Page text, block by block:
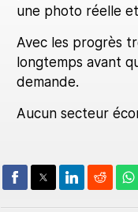
une photo réelle
Avec les progrès
longtemps avant
demande.
Aucun secteur